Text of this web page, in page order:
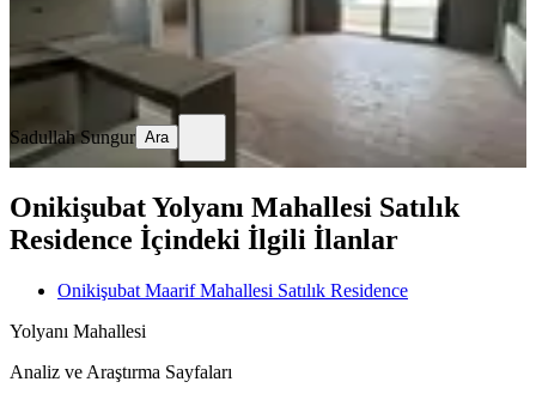
Sadullah Sungur
Sadullah Sungur Ara
Onikişubat Yolyanı Mahallesi Satılık
Residence İçindeki İlgili İlanlar
Onikişubat Maarif Mahallesi Satılık Residence
Yolyanı Mahallesi
Analiz ve Araştırma Sayfaları